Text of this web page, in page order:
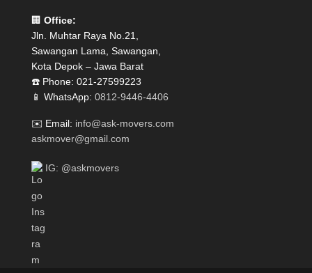
🏢 Office:
Jln. Muhtar Raya No.21,
Sawangan Lama, Sawangan,
Kota Depok – Jawa Barat
☎️ Phone: 021-27599223
📱 WhatsApp: 0812-9446-4406
✉️ Email: info@ask-movers.com
askmover@gmail.com
IG: @askmovers